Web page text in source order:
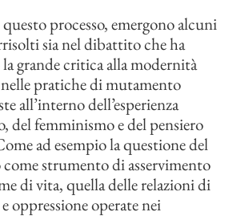
processo, emergono alcuni
sia nel dibattito che ha
grande critica alla modernità
pratiche di mutamento
all’interno dell’esperienza
del femminismo e del pensiero
ad esempio la questione del
strumento di asservimento
di vita, quella delle relazioni di
oppressione operate nei